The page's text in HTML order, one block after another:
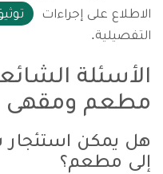
الاطلاع على إجراءات
التفصيلية.
الأسئلة
مطعم ومقهى
هل يمكن استئجار
إلى مطعم؟